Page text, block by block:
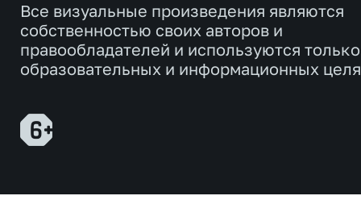
Все визуальные произведения являются
собственностью своих авторов и
правообладателей и используются
образовательных и информационных